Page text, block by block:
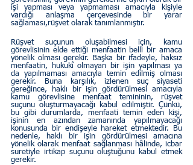
işi yapması veya yapmaması amacıyla kişiyle
vardığı anlaşma çerçevesinde bir yarar
sağlaması,rüşvet olarak tanımlanmıştır.
Rüşvet suçunun oluşabilmesi için, kamu
görevlisinin elde ettiği menfaatin belli bir amaca
yönelik olması gerekir. Başka bir ifadeyle, haksız
menfaatin, hukukî olmayan bir işin yapılması ya
da yapılmaması amacıyla temin edilmiş olması
gerekir. Buna karşılık, izlenen suç siyaseti
gereğince, haklı bir işin gördürülmesi amacıyla
kamu görevlisine menfaat temininin, rüşvet
suçunu oluşturmayacağı kabul edilmiştir. Çünkü,
bu gibi durumlarda, menfaati temin eden kişi,
işinin en azından zamanında yapılmayacağı
konusunda bir endişeyle hareket etmektedir. Bu
nedenle, haklı bir işin gördürülmesi amacına
yönelik olarak menfaat sağlanması hâlinde, icbar
suretiyle irtikap suçunu oluştuğunu kabul etmek
gerekir.